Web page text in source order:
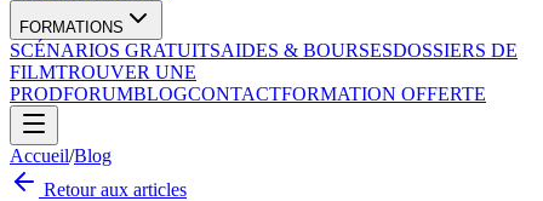
FORMATIONS
SCÉNARIOS GRATUITSAIDES & BOURSESDOSSIERS DE
FILMTROUVER UNE
PRODFORUMBLOGCONTACTFORMATION OFFERTE
Accueil/Blog
Retour aux articles